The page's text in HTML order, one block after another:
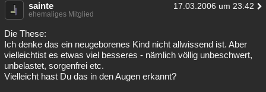
sainte 17.03.2006 um 23:42
ehemaliges Mitglied
Die These:
Ich denke das ein neugeborenes Kind nicht allwissend ist. Aber
vielleichtist es etwas viel besseres - nämlich völlig unbeschwert,
unbelastet, sorgenfrei etc.
Vielleicht hast Du das in den Augen erkannt?